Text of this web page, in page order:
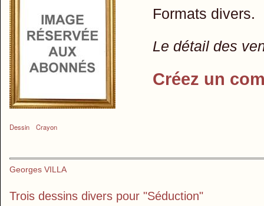
Dessin Crayon
Formats divers.
Le détail des
Créez un
Georges VILLA
Trois dessins divers pour "Séduction"